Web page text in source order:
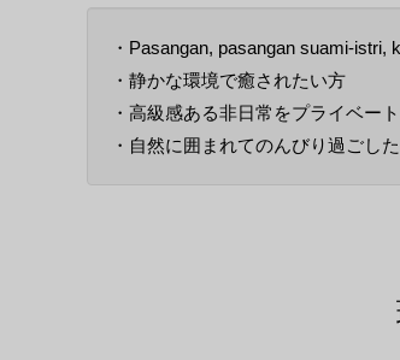
・Pasangan, pasangan suami-
・静かな環境で癒されたい方
・高級感ある非日常をプライベー
・自然に囲まれてのんびり過ごし